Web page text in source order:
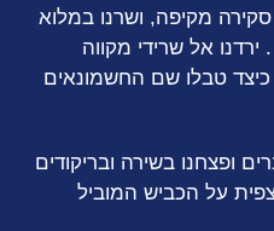
מקיפה, ושרנו במלוא
. ירדנו אל שרידי מקווה
כיצד טבלו שם החשמונאים
ופצחנו בשירה ובריקודים
על הכביש המוביל